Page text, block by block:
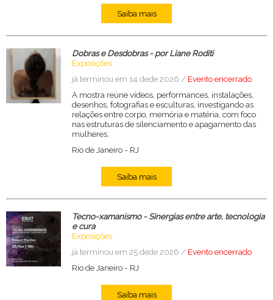
Saiba mais
Dobras e Desdobras - por Liane Roditi
Exposições
já terminou em 14 dede 2026 / Evento encerrado
A mostra reúne vídeos, performances, instalações,
desenhos, fotografias e esculturas, investigando as
relações entre corpo, memória e matéria, com foco
nas estruturas de silenciamento e apagamento das
mulheres.
Rio de Janeiro- RJ
Saiba mais
Tecno-xamanismo - Sinergias entre arte, tecnologia
e cura
Exposições
já terminou em 25 dede 2026 / Evento encerrado
Rio de Janeiro- RJ
Saiba mais